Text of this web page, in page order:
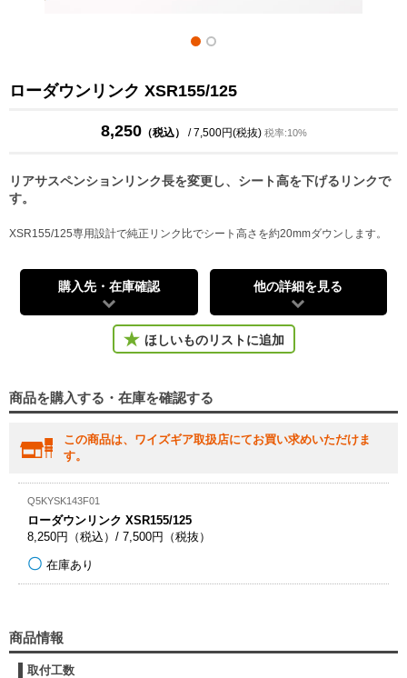
ローダウンリンク XSR155/125
8,250（税込） / 7,500円(税抜) 税率:10%
リアサスペンションリンク長を変更し、シート高を下げるリンクで
す。
XSR155/125専用設計で純正リンク比でシート高さを約20mmダウンします。
購入先・在庫確認 他の詳細を見る
ほしいものリストに追加
商品を購入する・在庫を確認する
この商品は、ワイズギア取扱店にてお買い求めいただけま
す。
Q5KYSK143F01
ローダウンリンク XSR155/125
8,250円（税込）/ 7,500円（税抜）
在庫あり
商品情報
取付工数